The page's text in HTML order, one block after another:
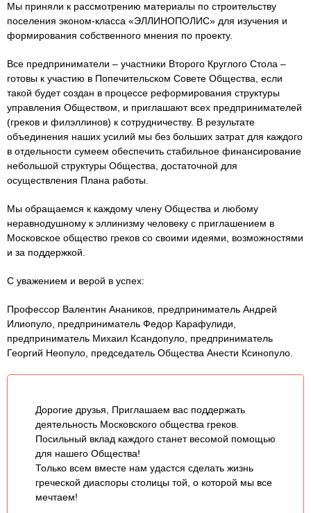
Мы приняли к рассмотрению материалы по строительству
поселения эконом-класса «ЭЛЛИНОПОЛИС» для изучения и
формирования собственного мнения по проекту.
Все предприниматели – участники Второго Круглого Стола –
готовы к участию в Попечительском Совете Общества, если
такой будет создан в процессе реформирования структуры
управления Обществом, и приглашают всех предпринимателей
(греков и филэллинов) к сотрудничеству. В результате
объединения наших усилий мы без больших затрат для каждого
в отдельности сумеем обеспечить стабильное финансирование
небольшой структуры Общества, достаточной для
осуществления Плана работы.
Мы обращаемся к каждому члену Общества и любому
неравнодушному к эллинизму человеку с приглашением в
Московское общество греков со своими идеями, возможностями
и за поддержкой.
С уважением и верой в успех:
Профессор Валентин Анаников, предприниматель Андрей
Илиопуло, предприниматель Федор Карафулиди,
предприниматель Михаил Ксандопуло, предприниматель
Георгий Неопуло, председатель Общества Анести Ксинопуло.
Дорогие друзья, Приглашаем вас поддержать
деятельность Московского общества греков.
Посильный вклад каждого станет весомой помощью
для нашего Общества!
Только всем вместе нам удастся сделать жизнь
греческой диаспоры столицы той, о которой мы все
мечтаем!